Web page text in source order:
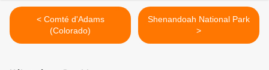
< Comté d'Adams
(Colorado)
Shenandoah National Park
>